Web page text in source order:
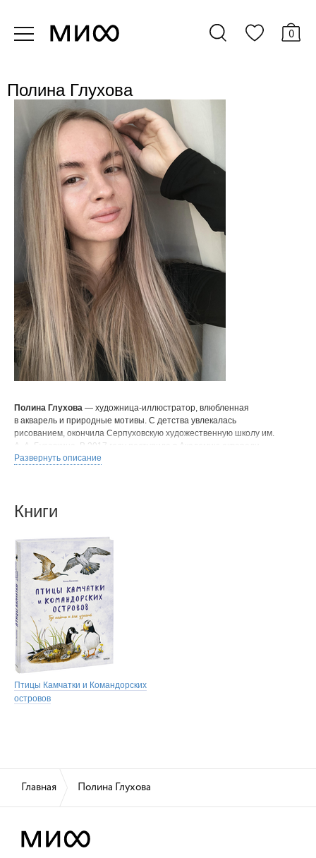
0
Полина Глухова
Полина Глухова — художница-иллюстратор, влюбленная
в акварель и природные мотивы. С детства увлекалась
рисованием, окончила Серпуховскую художественную школу им.
А. А. Бузовкина. В 2017 году поступила в Академию акварели
и изящных искусств С. Андрияки, но выбрала путь саморазвития.
Куколки.
Развернуть описание
Книги
Птицы Камчатки и Командорских
островов
Главная Полина Глухова